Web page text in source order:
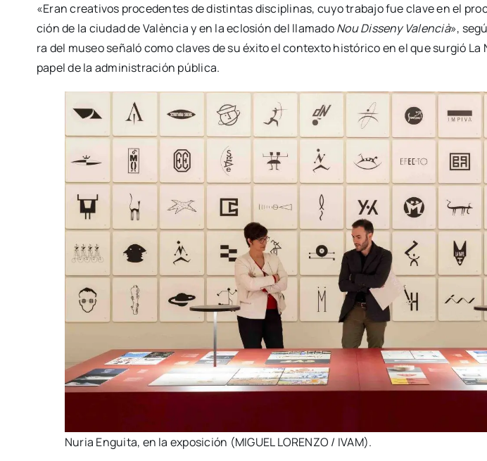
«Eran crea­ti­vos pro­ce­den­tes de dis­tin­tas dis­ci­pli­nas, cuyo tra­ba­jo fue cla­ve en el
ción de la ciu­dad de Valèn­cia y en la eclo­sión del lla­ma­doNou Dis­seny Valen­cià»,
ra del museo seña­ló como cla­ves de su éxi­to el con­tex­to his­tó­ri­co en el que sur­gió La
papel de la admi­nis­tra­ción públi­ca.
Nuria Engui­ta, en la expo­si­ción (MIGUEL LORENZO / IVAM).